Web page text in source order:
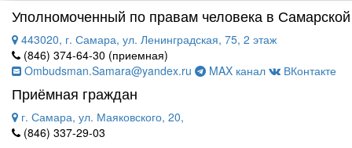
Уполномоченный по правам человека в
443020, г. Самара, ул. Ленинградская, 75, 2 этаж
(846) 374-64-30 (приемная)
Ombudsman.Samara@yandex.ru
MAX канал ВКонтакте
Приёмная граждан
г. Самара, ул. Маяковского, 20,
(846) 337-29-03